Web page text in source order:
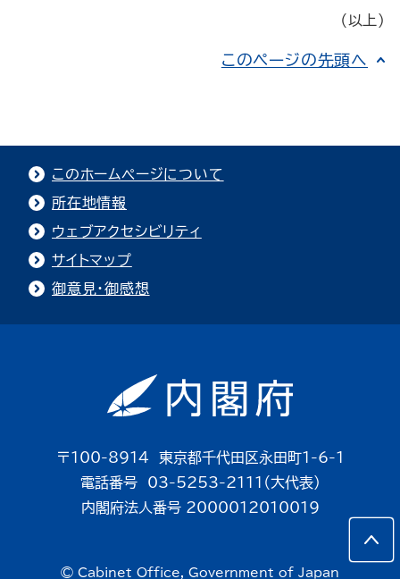
（以上）
このページの先頭へ
このホームページについて
所在地情報
ウェブアクセシビリティ
サイトマップ
御意見・御感想
〒100-8914 東京都千代田区永田町1-6-1
電話番号 03-5253-2111（大代表）
内閣府法人番号 2000012010019
© Cabinet Office, Government of Japan